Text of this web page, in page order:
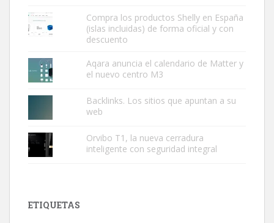
Compra los productos Shelly en España
(islas incluidas) de forma oficial y con
descuento
Aqara anuncia el calendario de Matter y
el nuevo centro M3
Backlinks. Los sitios que apuntan a su
web
Orvibo T1, la nueva cerradura
inteligente con seguridad integral
ETIQUETAS